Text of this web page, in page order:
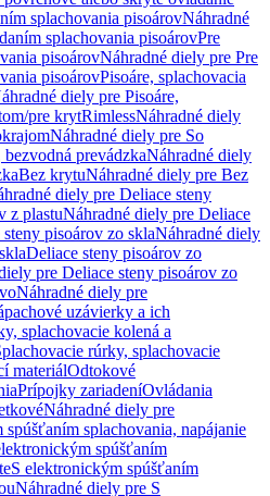
splachovania pisoárovNáhradné
splachovania pisoárovPre
pisoárovNáhradné diely pre Pre
pisoárovPisoáre, splachovacia
diely pre Pisoáre,
pre krytRimlessNáhradné diely
Náhradné diely pre So
bezvodná prevádzkaNáhradné diely
Bez krytuNáhradné diely pre Bez
diely pre Deliace steny
z plastuNáhradné diely pre Deliace
pisoárov zo sklaNáhradné diely
Deliace steny pisoárov zo
pre Deliace steny pisoárov zo
Náhradné diely pre
uzávierky a ich
splachovacie kolená a
rúrky, splachovacie
materiálOdtokové
Prípojky zariadeníOvládania
Náhradné diely pre
spúšťaním splachovania, napájanie
spúšťaním
S elektronickým spúšťaním
Náhradné diely pre S